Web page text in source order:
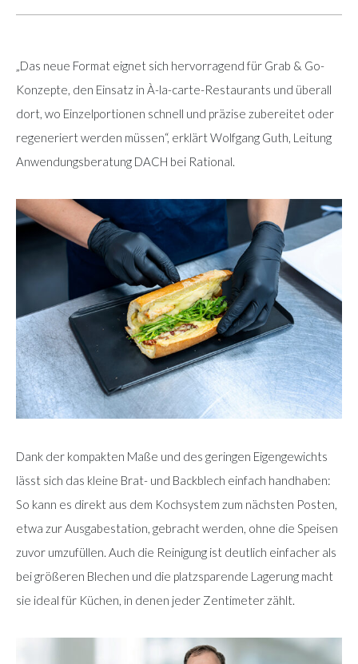
„Das neue Format eignet sich hervorragend für Grab & Go-
Konzepte, den Einsatz in À-la-carte-Restaurants und überall
dort, wo Einzelportionen schnell und präzise zubereitet oder
regeneriert werden müssen“, erklärt Wolfgang Guth, Leitung
Anwendungsberatung DACH bei Rational.
Dank der kompakten Maße und des geringen Eigengewichts
lässt sich das kleine Brat- und Backblech einfach handhaben:
So kann es direkt aus dem Kochsystem zum nächsten Posten,
etwa zur Ausgabestation, gebracht werden, ohne die Speisen
zuvor umzufüllen. Auch die Reinigung ist deutlich einfacher als
bei größeren Blechen und die platzsparende Lagerung macht
sie ideal für Küchen, in denen jeder Zentimeter zählt.